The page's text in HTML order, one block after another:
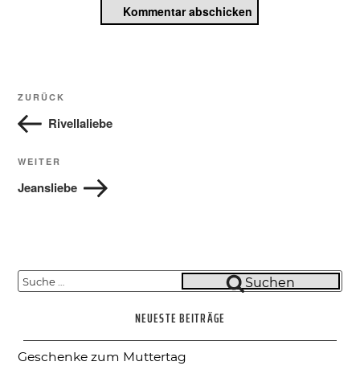
Beitragsnavigation
Vorheriger
Beitrag
ZURÜCK
Rivellaliebe
Nächster
Beitrag
WEITER
Jeansliebe
Suche
Suchen
NEUESTE BEITRÄGE
Geschenke zum Muttertag